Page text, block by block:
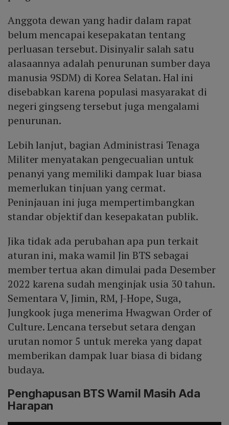
Anggota dewan yang hadir dalam rapat
belum mencapai kesepakatan tentang
perluasan tersebut. Disinyalir salah satu
alasaannya adalah penurunan sumber daya
manusia 9SDM) di Korea Selatan. Hal ini
disebabkan karena populasi masyarakat di
negeri gingseng tersebut juga mengalami
penurunan.
Lebih lanjut, bagian Administrasi Tenaga
Militer menyatakan pengecualian untuk
penanyi yang memiliki dampak luar biasa
memerlukan tinjuan yang cermat.
Peninjauan ini juga mempertimbangkan
standar objektif dan kesepakatan publik.
Jika tidak ada perubahan apa pun terkait
aturan ini, maka wamil Jin BTS sebagai
member tertua akan dimulai pada Desember
2022 karena sudah menginjak usia 30 tahun.
Sementara V, Jimin, RM, J-Hope, Suga,
Jungkook juga menerima Hwagwan Order of
Culture. Lencana tersebut setara dengan
urutan nomor 5 untuk mereka yang dapat
memberikan dampak luar biasa di bidang
budaya.
Penghapusan BTS Wamil Masih Ada
Harapan